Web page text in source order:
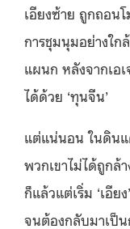
เอียงซ้าย ถูกถอน
การชุมนุมอย่างใ
แผนก หลังจากเอ
ได้ด้วย ‘ทุนจีน’
แต่แน่นอน ในดินแ
พวกเขาไม่ได้ถูกล้
ก็แล้วแต่เริ่ม ‘เอี
จนต้องกลับมาเป็